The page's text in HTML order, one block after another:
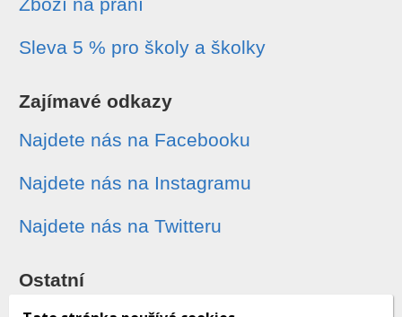
Sleva 5 % pro školy a školky
Zajímavé odkazy
Najdete nás na Facebooku
Najdete nás na Instagramu
Najdete nás na Twitteru
Ostatní